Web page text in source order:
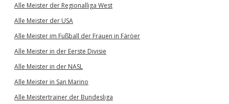
Alle Meister der Regionalliga West
Alle Meister der USA
Alle Meister im Fußball der Frauen in Färöer
Alle Meister in der Eerste Divisie
Alle Meister in der NASL
Alle Meister in San Marino
Alle Meistertrainer der Bundesliga